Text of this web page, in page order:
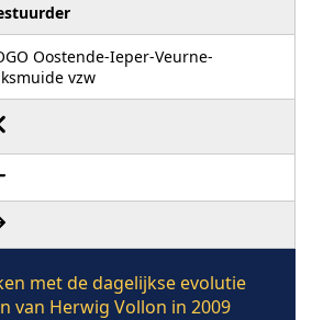
Oostende-Ieper-Veurne-
vzw
met de dagelijkse evolutie
van Herwig Vollon in 2009